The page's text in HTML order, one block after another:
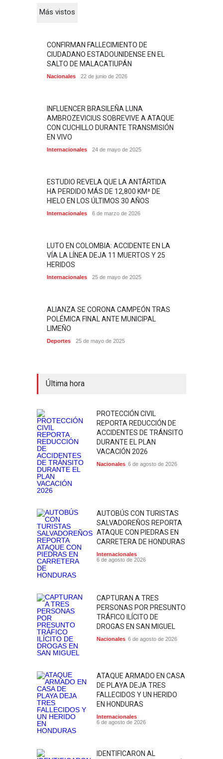
Más vistos
CONFIRMAN FALLECIMIENTO DE
CIUDADANO ESTADOUNIDENSE EN EL
SALTO DE MALACATIUPÁN
Nacionales 22 de junio de 2026
INFLUENCER BRASILEÑA LUNA
AMBROZEVICIUS SOBREVIVE A ATAQUE
CON CUCHILLO DURANTE TRANSMISIÓN
EN VIVO
Internacionales 24 de mayo de 2025
ESTUDIO REVELA QUE LA ANTÁRTIDA
HA PERDIDO MÁS DE 12,800 KM² DE
HIELO EN LOS ÚLTIMOS 30 AÑOS
Internacionales 6 de marzo de 2026
LUTO EN COLOMBIA: ACCIDENTE EN LA
VÍA LA LÍNEA DEJA 11 MUERTOS Y 25
HERIDOS
Internacionales 25 de mayo de 2025
ALIANZA SE CORONA CAMPEÓN TRAS
POLÉMICA FINAL ANTE MUNICIPAL
LIMEÑO
Deportes 25 de mayo de 2025
Última hora
PROTECCIÓN CIVIL
REPORTA REDUCCIÓN DE
ACCIDENTES DE TRÁNSITO
DURANTE EL PLAN
VACACIÓN 2026
Nacionales 6 de agosto de 2026
AUTOBÚS CON TURISTAS
SALVADOREÑOS REPORTA
ATAQUE CON PIEDRAS EN
CARRETERA DE HONDURAS
Internacionales
6 de agosto de 2026
CAPTURAN A TRES
PERSONAS POR PRESUNTO
TRÁFICO ILÍCITO DE
DROGAS EN SAN MIGUEL
Nacionales 6 de agosto de 2026
ATAQUE ARMADO EN CASA
DE PLAYA DEJA TRES
FALLECIDOS Y UN HERIDO
EN HONDURAS
Internacionales
6 de agosto de 2026
IDENTIFICARON AL